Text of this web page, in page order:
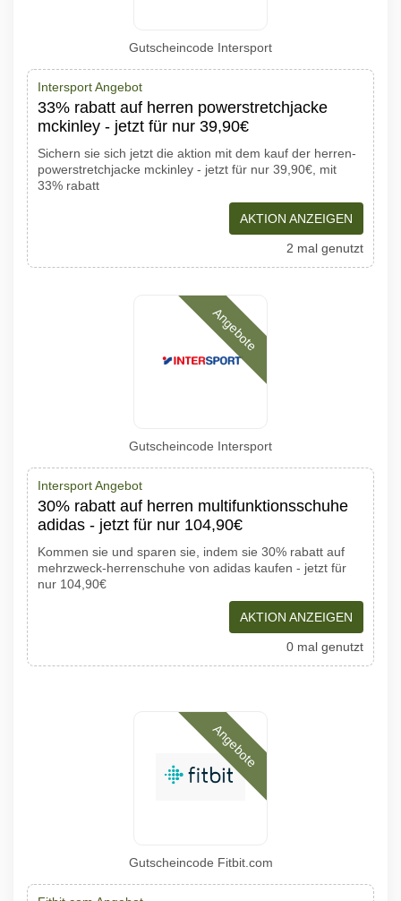
Gutscheincode Intersport
Intersport Angebot
33% rabatt auf herren powerstretchjacke
mckinley - jetzt für nur 39,90€
Sichern sie sich jetzt die aktion mit dem kauf der herren-
powerstretchjacke mckinley - jetzt für nur 39,90€, mit
33% rabatt
AKTION ANZEIGEN
2 mal genutzt
Angebote
Gutscheincode Intersport
Intersport Angebot
30% rabatt auf herren multifunktionsschuhe
adidas - jetzt für nur 104,90€
Kommen sie und sparen sie, indem sie 30% rabatt auf
mehrzweck-herrenschuhe von adidas kaufen - jetzt für
nur 104,90€
AKTION ANZEIGEN
0 mal genutzt
Angebote
Gutscheincode Fitbit.com